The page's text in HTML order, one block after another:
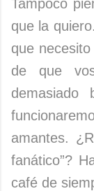
Tampoco
que la
que
de que
amantes.
fanático”?
café de